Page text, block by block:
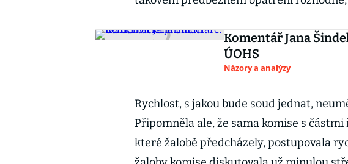
Komentář Jana
ÚOHS
Názory a analýzy
Rychlost, s jakou bude soud jednat,
Připomněla ale, že sama komise s
které žalobě předcházely, postupovala